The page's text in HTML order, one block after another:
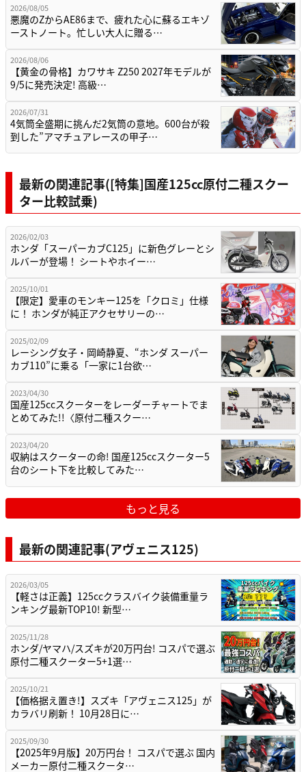
2026/08/05
悪魔のZからAE86まで、疲れた心に蘇るエキゾ
ーストノート。忙しい大人に贈る…
2026/08/06
【黄金の骨格】カワサキ Z250 2027年モデルが
9/5に発売決定! 高級…
2026/07/31
4気筒全盛期に挑んだ2気筒の意地。600台が殺
到した”アマチュアレースの甲子…
最新の関連記事([特集]国産125cc原付二種スクー
ター比較試乗)
2026/02/03
ホンダ「スーパーカブC125」に新色グレーとシ
ルバーが登場！ シートやホイー…
2025/10/01
【限定】愛車のモンキー125を「クロミ」仕様
に！ ホンダが純正アクセサリーの…
2025/02/09
レーシング女子・岡崎静夏、“ホンダ スーパー
カブ110”に乗る「一家に1台欲…
2023/04/30
国産125ccスクーターをレーダーチャートでま
とめてみた!!〈原付二種スクー…
2023/04/20
収納はスクーターの命! 国産125ccスクーター5
台のシート下を比較してみた…
もっと見る
最新の関連記事(アヴェニス125)
2026/03/05
【軽さは正義】125ccクラスバイク装備重量ラ
ンキング最新TOP10! 新型…
2025/11/28
ホンダ/ヤマハ/スズキが20万円台! コスパで選ぶ
原付二種スクーター5+1選…
2025/10/21
【価格据え置き!】スズキ「アヴェニス125」が
カラバリ刷新！ 10月28日に…
2025/09/30
【2025年9月版】20万円台！ コスパで選ぶ 国内
メーカー原付二種スクータ…